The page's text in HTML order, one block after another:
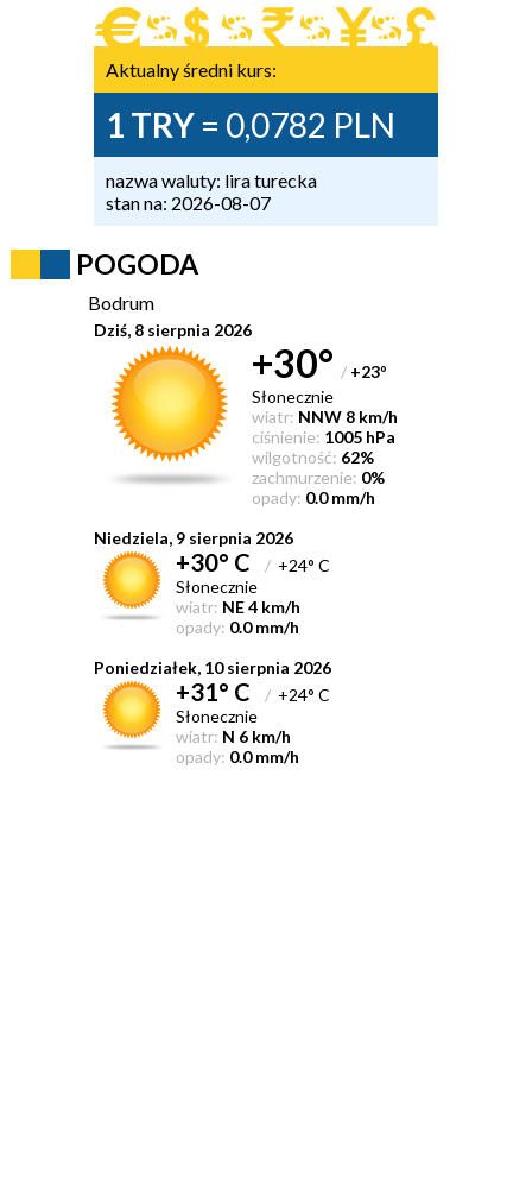
Aktualny średni kurs:
1 TRY= 0,0782 PLN
nazwa waluty: lira turecka
stan na: 2026-08-07
POGODA
Bodrum
Dziś, 8 sierpnia 2026
+30° / +23°
Słonecznie
wiatr: NNW 8 km/h
ciśnienie: 1005 hPa
wilgotność: 62%
zachmurzenie: 0%
opady: 0.0 mm/h
Niedziela, 9 sierpnia 2026
+30° C /+24° C
Słonecznie
wiatr: NE 4 km/h
opady: 0.0 mm/h
Poniedziałek, 10 sierpnia 2026
+31° C /+24° C
Słonecznie
wiatr: N 6 km/h
opady: 0.0 mm/h